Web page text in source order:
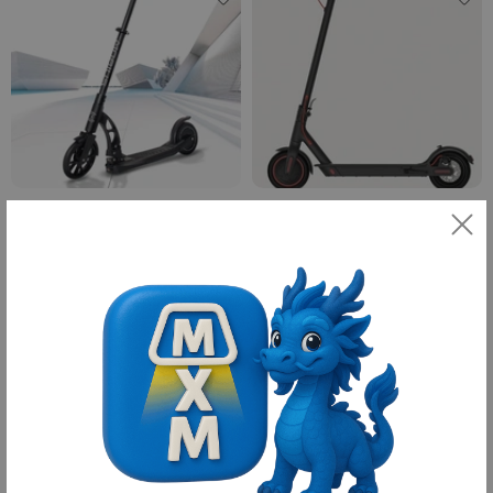
36 680 ₽
10
оплачено
Электросамокат Xiaomi Mijia Pro
4 960 ¥ 69 440 ₽